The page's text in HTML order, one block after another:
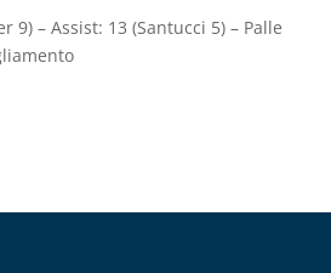
9) – Assist: 13 (Santucci 5) – Palle